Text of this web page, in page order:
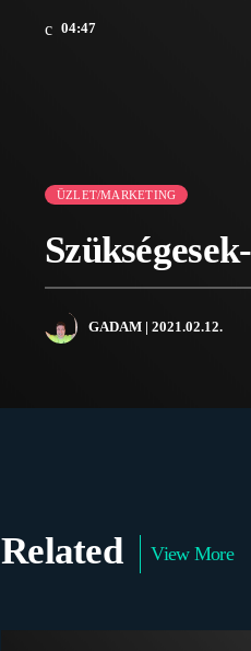
04:47
ÜZLET/MARKETING
GADAM | 2021.02.12.
Related View More